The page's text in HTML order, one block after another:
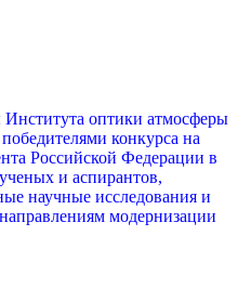
оптики атмосферы
конкурса на
Российской Федерации в
и аспирантов,
научные исследования и
модернизации